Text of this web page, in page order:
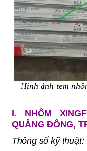
Hình ảnh tem
I. NHÔM
QUẢNG ĐÔNG,
Thông số kỹ thuật: